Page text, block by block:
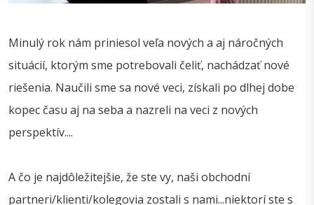
Minulý rok nám priniesol veľa nových a aj náročných
situácií, ktorým sme potrebovali čeliť, nachádzať nové
riešenia. Naučili sme sa nové veci, získali po dlhej dobe
kopec času aj na seba a nazreli na veci z nových
perspektív....
A čo je najdôležitejšie, že ste vy, naši obchodní
partneri/klienti/kolegovia zostali s nami...niektorí ste s